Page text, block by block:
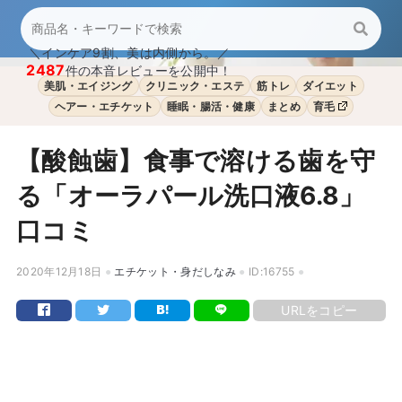
＼インケア9割、美は内側から。／
2487件の本音レビューを公開中！
美肌・エイジング クリニック・エステ 筋トレ
ダイエット
ヘアー・エチケット
睡眠・腸活・健康 まとめ 育毛
【酸蝕歯】食事で溶ける歯を守
る「オーラパール洗口液6.8」
口コミ
2020年12月18日 エチケット・身だしなみ ID:16755
URLをコピー